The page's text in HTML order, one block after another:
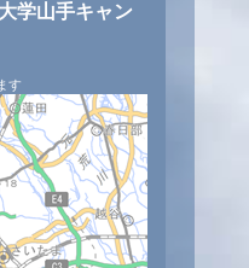
学山手キャン
す